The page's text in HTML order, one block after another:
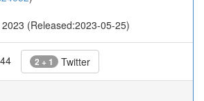
(Released:2023-05-25)
2 + 1 Twitter